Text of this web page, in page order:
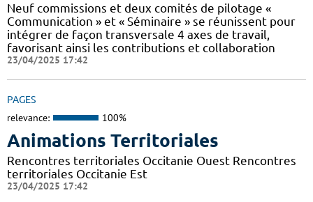
Neuf commissions et deux comités de pilotage «
Communication » et « Séminaire » se réunissent pour
intégrer de façon transversale 4 axes de travail,
favorisant ainsi les contributions et collaboration
23/04/2025 17:42
PAGES
relevance: 100%
Animations Territoriales
Rencontres territoriales Occitanie Ouest Rencontres
territoriales Occitanie Est
23/04/2025 17:42